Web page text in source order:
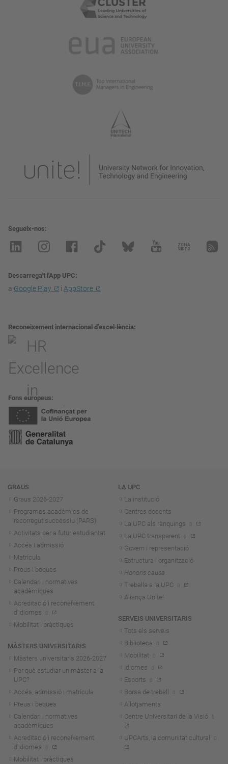
Segueix-nos
Descarrega't l'App UPC
a Google Play i AppStore
Reconeixement internacional d’excel·lència
Fons europeus
Navegació
GRAUS
Graus 2026-2027
Programes acadèmics de
recorregut successiu (PARS)
Activitats per a futur estudiantat
Accés i admissió
Matrícula
Preus i beques
Calendari i normatives
acadèmiques
Acreditació i reconeixement
d'idiomes
Mobilitat i pràctiques
MÀSTERS UNIVERSITARIS
Màsters universitaris 2026-2027
Per què estudiar un màster a la
UPC?
Accés, admissió i matrícula
Preus i beques
Calendari i normatives
acadèmiques
Acreditació i reconeixement
d'idiomes
Mobilitat i pràctiques
LA UPC
La institució
Centres docents
La UPC als rànquings
La UPC transparent
Govern i representació
Estructura i organització
Honoris causa
Treballa a la UPC
Aliança Unite!
SERVEIS UNIVERSITARIS
Tots els serveis
Biblioteca
Mobilitat
Idiomes
Esports
Borsa de treball
Allotjaments
Centre Universitari de la Visió
UPCArts, la comunitat cultural